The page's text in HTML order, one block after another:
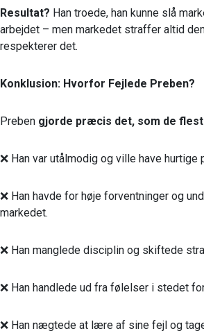
Resultat? Han troede, han kunne slå
arbejdet – men markedet straffer altid
respekterer det.
Konklusion: Hvorfor Fejlede Preben?
Preben gjorde præcis det, som de
❌ Han var utålmodig og ville have hurtige
❌ Han havde for høje forventninger og
markedet.
❌ Han manglede disciplin og skiftede
❌ Han handlede ud fra følelser i stedet
❌ Han nægtede at lære af sine fejl og